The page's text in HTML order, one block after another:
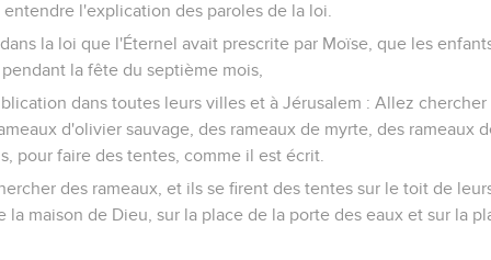
l'explication des paroles de la loi.
la loi que l'Éternel avait prescrite par Moïse, que les
la fête du septième mois,
dans toutes leurs villes et à Jérusalem : Allez chercher
d'olivier sauvage, des rameaux de myrte, des rameaux
pour faire des tentes, comme il est écrit.
des rameaux, et ils se firent des tentes sur le toit de
la maison de Dieu, sur la place de la porte des eaux et sur la